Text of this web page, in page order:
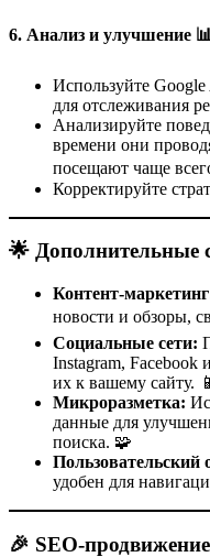
6. Анализ и улучшение
Используйте
для отслеживания
Анализируйте
времени они
посещают чаще
Корректируйте
🌟 Дополнительные
Контент-
новости и обзоры,
Социальные сети:
Instagram, Facebook
их к вашему сайту. 📱
Микроразметка:
данные для
поиска. 🧩
Пользовательский
удобен для
🎉 SEO-